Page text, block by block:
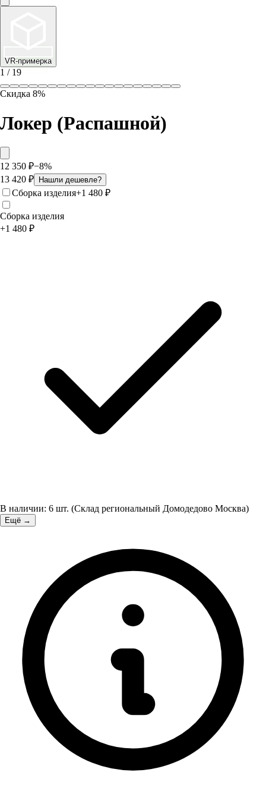
VR-примерка
1 / 19
Скидка 8%
Локер (Распашной)
12 350 ₽−8%
13 420 ₽ Нашли дешевле?
Сборка изделия+1 480 ₽
Сборка изделия
+1 480 ₽
В наличии: 6 шт. (Склад региональный Домодедово Москва)
Ещё →